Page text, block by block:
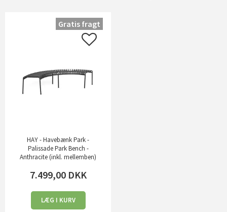
HAY - Havebænk Park -
Palissade Park Bench -
Anthracite (inkl. mellemben)
7.499,00 DKK
LÆG I KURV
Gratis fragt